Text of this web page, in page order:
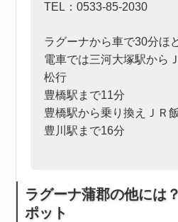
TEL：0533-85-2030
ラグーナから車で30分ほ
電車では三河大塚駅から
松行
豊橋駅まで11分
豊橋駅から乗り換えＪＲ
豊川駅まで16分
ラグーナ蒲郡の他には
ポット